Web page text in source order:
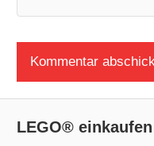
LEGO® einkaufen